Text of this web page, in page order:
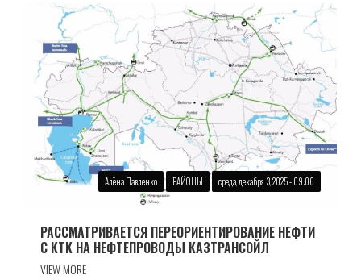
Алёна Павленко РАЙОНЫ среда, декабря 3, 2025 - 09:06
РАССМАТРИВАЕТСЯ ПЕРЕОРИЕНТИРОВАНИЕ НЕФТИ
С КТК НА НЕФТЕПРОВОДЫ КАЗТРАНСОЙЛ
VIEW MORE